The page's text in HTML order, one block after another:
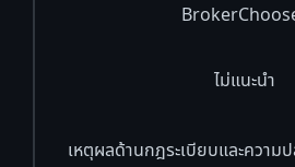
ไม่แนะนำ
เหตุผลด้านกฎระเบียบและควา